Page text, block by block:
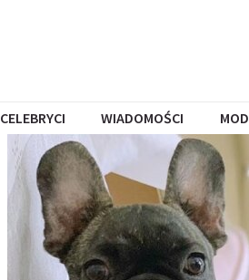
CELEBRYCI WIADOMOŚCI